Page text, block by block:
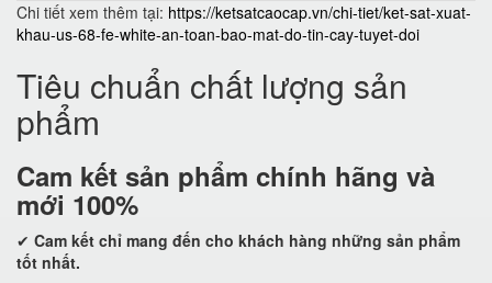
Chi tiết xem thêm tại: https://ketsatcaocap.vn/chi-tiet/ket-sat-xuat-
khau-us-68-fe-white-an-toan-bao-mat-do-tin-cay-tuyet-doi
Tiêu chuẩn chất lượng sản
phẩm
Cam kết sản phẩm chính hãng và
mới 100%
✔ Cam kết chỉ mang đến cho khách hàng những sản phẩm
tốt nhất.